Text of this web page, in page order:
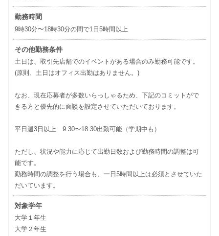
勤務時間
9時30分〜18時30分の間で1日5時間以上
その他勤務条件
土日は、取引先店舗でのイベントがある場合のみ勤務可能です。
(原則、土日はオフィス出勤はありません。)
なお、現在応募者が多数いらっしゃるため、下記のコミットがで
きる方と優先的に面談を設定させていただいております。
平日週3日以上 9:30〜18:30出勤可能（学期中も）
ただし、状況や能力に応じて出勤日数および勤務時間の調整は可
能です。
勤務時間の調整を行う場合も、一日5時間以上は必須とさせていた
だいています。
対象学年
大学１年生
大学２年生